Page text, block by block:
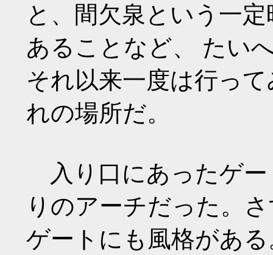
と、間欠泉という一
あることなど、 たい
それ以来一度は行っ
れの場所だ。
入り口にあったゲー
りのアーチだった。
ゲートにも風格がある